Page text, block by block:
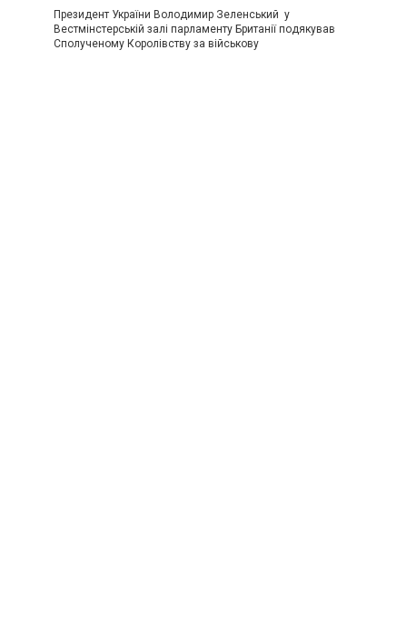
Президент України Володимир Зеленський у
Вестмінстерській залі парламенту Британії подякував
Сполученому Королівству за військову